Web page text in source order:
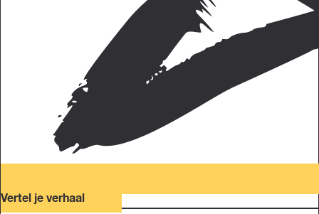
Vertel je verhaal